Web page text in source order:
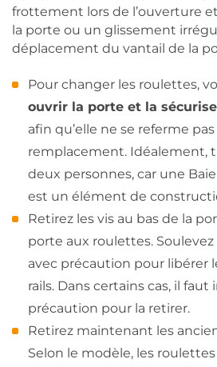
frottement lors de l’ouverture
la porte ou un glissement
déplacement du vantail de la
Pour changer les roulettes,
ouvrir la porte et la
afin qu’elle ne se referme
remplacement. Idéalement,
deux personnes, car une
est un élément de
Retirez les vis au bas de la
porte aux roulettes.
avec précaution pour libérer
rails. Dans certains cas, il
précaution pour la retirer.
Retirez maintenant les
Selon le modèle, les